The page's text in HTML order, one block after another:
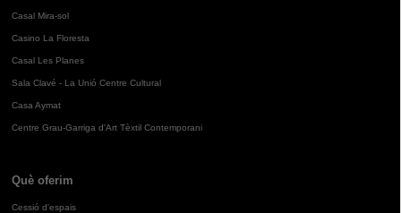
Casal Mira-sol
Casino La Floresta
Casal Les Planes
Sala Clavé - La Unió Centre Cultural
Casa Aymat
Centre Grau-Garriga d'Art Tèxtil Contemporani
Què oferim
Cessió d'espais